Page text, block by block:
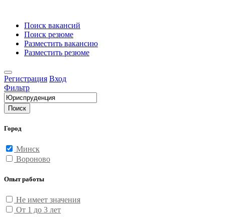
Поиск вакансий
Поиск резюме
Разместить вакансию
Разместить резюме
Регистрация Вход
Фильтр
Поиск
Город
Минск
Вороново
Опыт работы
Не имеет значения
От 1 до 3 лет